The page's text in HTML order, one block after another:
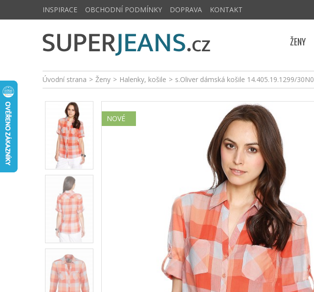
Úvodní strana > Ženy > Halenky, košile > s.Oliver dámská košile 14.405.19.1299/30N0
NOVÉ
INSPIRACE OBCHODNÍ PODMÍNKY DOPRAVA KONTAKT
ŽENY